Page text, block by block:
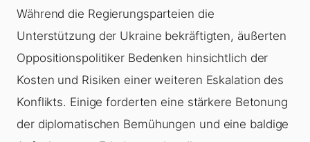
Während die Regierungsparteien die
Unterstützung der Ukraine bekräftigten, äußerten
Oppositionspolitiker Bedenken hinsichtlich der
Kosten und Risiken einer weiteren Eskalation des
Konflikts. Einige forderten eine stärkere Betonung
der diplomatischen Bemühungen und eine baldige